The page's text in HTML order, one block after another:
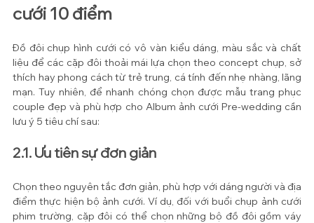
cưới 10 điểm
Đồ đôi chụp hình cưới có vô vàn kiểu dáng, màu sắc và chất
liệu để các cặp đôi thoải mái lựa chọn theo concept chụp, sở
thích hay phong cách từ trẻ trung, cá tính đến nhẹ nhàng, lãng
mạn. Tuy nhiên, để nhanh chóng chọn được mẫu trang phục
couple đẹp và phù hợp cho Album ảnh cưới Pre-wedding cần
lưu ý 5 tiêu chí sau:
2.1. Ưu tiên sự đơn giản
Chọn theo nguyên tắc đơn giản, phù hợp với dáng người và địa
điểm thực hiện bộ ảnh cưới. Ví dụ, đối với buổi chụp ảnh cưới
phim trường, cặp đôi có thể chọn những bộ đồ đôi gồm váy